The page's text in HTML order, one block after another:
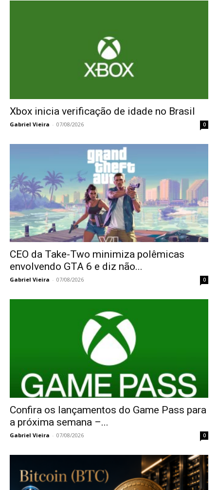
Xbox inicia verificação de idade no Brasil
Gabriel Vieira - 07/08/2026 0
CEO da Take-Two minimiza polêmicas
envolvendo GTA 6 e diz não...
Gabriel Vieira - 07/08/2026 0
Confira os lançamentos do Game Pass para
a próxima semana –...
Gabriel Vieira - 07/08/2026 0